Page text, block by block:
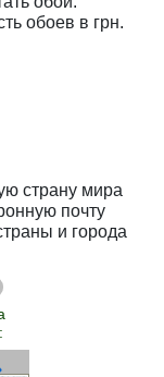
обоев в грн.
страну мира
почту
и города